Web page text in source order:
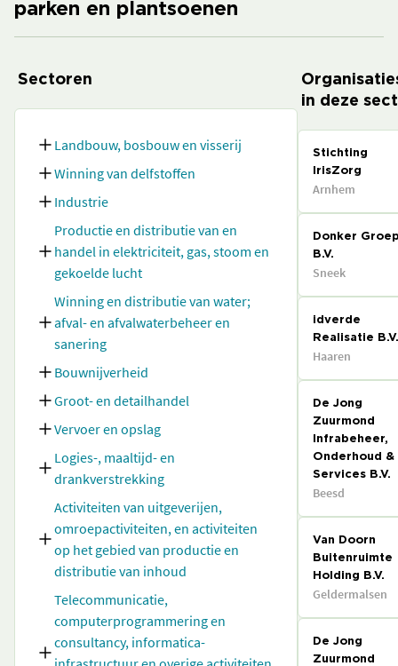
parken en plantsoenen
Sectoren
Landbouw, bosbouw en visserij
Winning van delfstoffen
Industrie
Productie en distributie van en
handel in elektriciteit, gas, stoom en
gekoelde lucht
Winning en distributie van water;
afval- en afvalwaterbeheer en
sanering
Bouwnijverheid
Groot- en detailhandel
Vervoer en opslag
Logies-, maaltijd- en
drankverstrekking
Activiteiten van uitgeverijen,
omroepactiviteiten, en activiteiten
op het gebied van productie en
distributie van inhoud
Telecommunicatie,
computerprogrammering en
consultancy, informatica-
in deze
Stichting
IrisZorg
Arnhem
Donker
B.V.
Sneek
idverde
Realisatie B.V.
Haaren
De Jong
Zuurmond
Infrabeheer,
Onderhoud &
Services B.V.
Beesd
Van Doorn
Buitenruimte
Holding B.V.
Geldermalsen
De Jong
Zuurmond